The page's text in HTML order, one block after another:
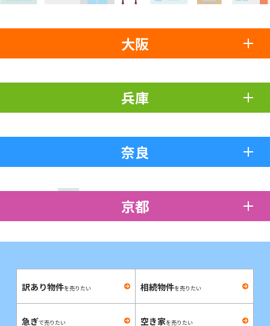
大阪
兵庫
奈良
京都
訳あり物件を売りたい 相続物件を売りたい
急ぎで売りたい 空き家を売りたい